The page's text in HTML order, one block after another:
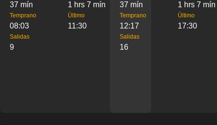
37 mín 1 hrs 7 mín
Temprano
08:03
Último
11:30
Salidas
9
37 mín 1 hrs 7 mín
Temprano
12:17
Último
17:30
Salidas
16